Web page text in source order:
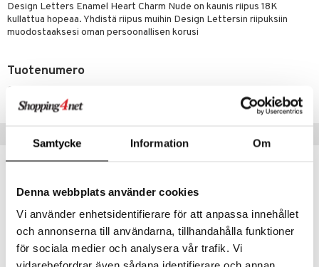
Samtycke Information Om
Denna webbplats använder cookies
Vi använder enhetsidentifierare för att anpassa innehållet
och annonserna till användarna, tillhandahålla funktioner
för sociala medier och analysera vår trafik. Vi
Design Letters Enamel Heart Charm Nude on kaunis riipus 18K
kullattua hopeaa. Yhdistä riipus muihin Design Lettersin riipuksiin
muodostaaksesi oman persoonallisen korusi
Tuotenumero
CDLB-TDG-1-NU-XX